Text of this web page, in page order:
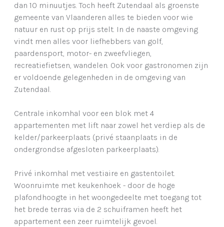
dan 10 minuutjes. Toch heeft Zutendaal als groenste
gemeente van Vlaanderen alles te bieden voor wie
natuur en rust op prijs stelt. In de naaste omgeving
vindt men alles voor liefhebbers van golf,
paardensport, motor- en zweefvliegen,
recreatiefietsen, wandelen. Ook voor gastronomen zijn
er voldoende gelegenheden in de omgeving van
Zutendaal.
Centrale inkomhal voor een blok met 4
appartementen met lift naar zowel het verdiep als de
kelder/parkeerplaats (privé staanplaats in de
ondergrondse afgesloten parkeerplaats).
Privé inkomhal met vestiaire en gastentoilet.
Woonruimte met keukenhoek - door de hoge
plafondhoogte in het woongedeelte met toegang tot
het brede terras via de 2 schuiframen heeft het
appartement een zeer ruimtelijk gevoel.